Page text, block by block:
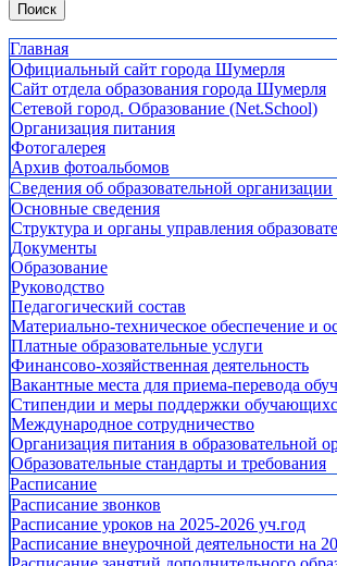
Поиск
Главная
Официальный сайт города Шумерля
Сайт отдела образования города Шумерля
Сетевой город. Образование (Net.School)
Организация питания
Фотогалерея
Архив фотоальбомов
Сведения об образовательной организации
Основные сведения
Структура и органы управления
Документы
Образование
Руководство
Педагогический состав
Материально-техническое обеспечение и
Платные образовательные услуги
Финансово-хозяйственная деятельность
Вакантные места для приема-перевода
Стипендии и меры поддержки
Международное сотрудничество
Организация питания в образовательной
Образовательные стандарты и требования
Расписание
Расписание звонков
Расписание уроков на 2025-2026 уч.год
Расписание внеурочной деятельности на